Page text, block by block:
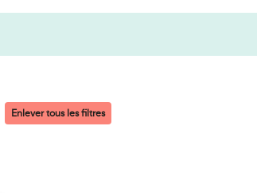
Enlever tous les filtres